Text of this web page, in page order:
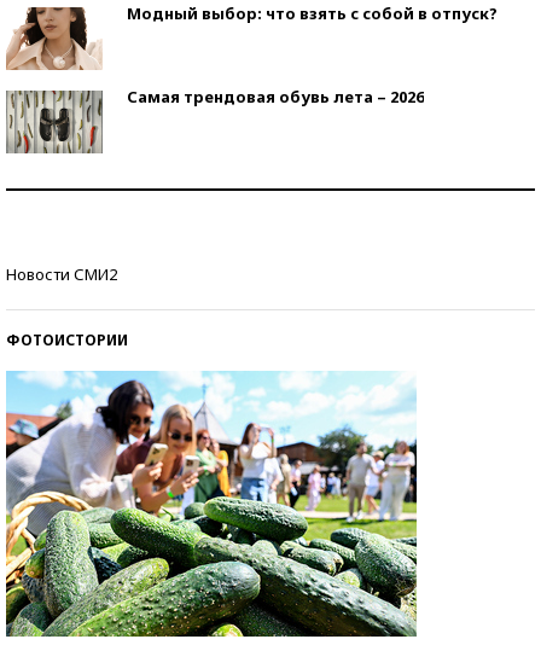
Модный выбор: что взять с собой в отпуск?
Самая трендовая обувь лета – 2026
Новости СМИ2
ФОТОИСТОРИИ